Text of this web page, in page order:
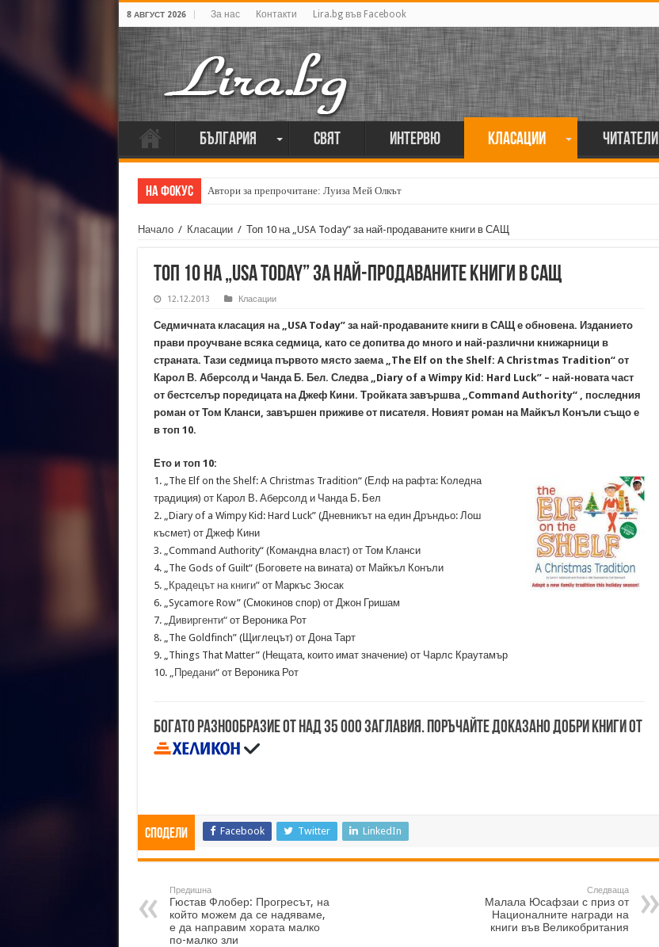
8 АВГУСТ 2026 За нас Контакти Lira.bg във Facebook
България Свят Интервю Класации Читатели
На фокус Автори за препрочитане: Луиза Мей Олкът
Начало / Класации / Топ 10 на „USA Today” за най-продаваните книги в САЩ
Топ 10 на „USA Today” за най-продаваните книги в САЩ
12.12.2013 Класации
Седмичната класация на „USA Today” за най-продаваните книги в САЩ е обновена. Изданието
прави проучване всяка седмица, като се допитва до много и най-различни книжарници в
страната. Тази седмица първото място заема „The Elf on the Shelf: A Christmas Tradition“ от
Карол В. Аберсолд и Чанда Б. Бел. Следва „Diary of a Wimpy Kid: Hard Luck” – най-новата част
от бестселър поредицата на Джеф Кини. Тройката завършва „Command Authority“ , последния
роман от Том Кланси, завършен приживе от писателя. Новият роман на Майкъл Конъли също е
в топ 10.
Ето и топ 10:
1. „The Elf on the Shelf: A Christmas Tradition“ (Елф на рафта: Коледна
традиция) от Карол В. Аберсолд и Чанда Б. Бел
2. „Diary of a Wimpy Kid: Hard Luck” (Дневникът на един Дръндьо: Лош
късмет) от Джеф Кини
3. „Command Authority“ (Командна власт) от Том Кланси
4. „The Gods of Guilt“ (Боговете на вината) от Майкъл Конъли
5. „Крадецът на книги”от Маркъс Зюсак
6. „Sycamore Row” (Смокинов спор) от Джон Гришам
7. „Дивиргенти“от Вероника Рот
8. „The Goldfinch” (Щиглецът) от Дона Тарт
9. „Things That Matter” (Нещата, които имат значение) от Чарлс Краутамър
10. „Предани“от Вероника Рот
Богато разнообразие от над 35 000 заглавия. Поръчайте доказано добри книги от
Сподели Facebook Twitter LinkedIn
Предишна
Гюстав Флобер: Прогресът, на
който можем да се надяваме,
е да направим хората малко
по-малко зли
Следваща
Малала Юсафзаи с приз от
Националните награди на
книги във Великобритания